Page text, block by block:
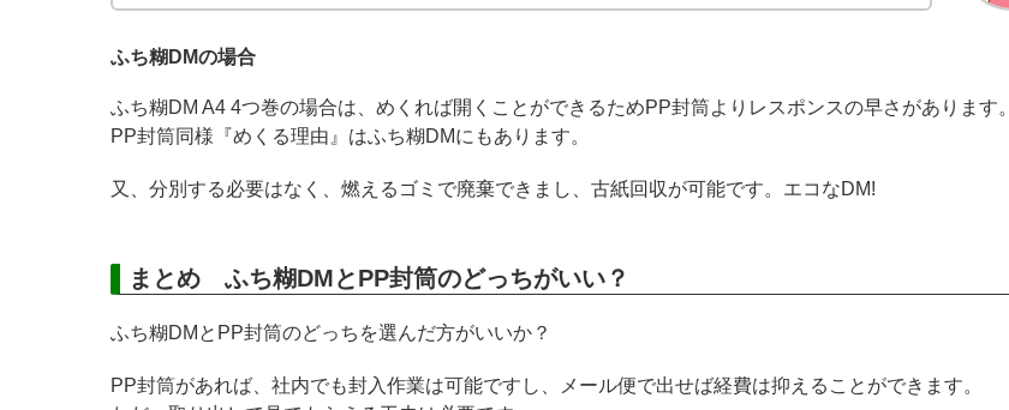
ふち糊DMの場合
ふち糊DM A4 4つ巻の場合は、めくれば開くことができるためPP封筒よりレスポンスの早さがあります。
PP封筒同様『めくる理由』はふち糊DMにもあります。
又、分別する必要はなく、燃えるゴミで廃棄できまし、古紙回収が可能です。エコなDM!
まとめ ふち糊DMとPP封筒のどっちがいい？
ふち糊DMとPP封筒のどっちを選んだ方がいいか？
PP封筒があれば、社内でも封入作業は可能ですし、メール便で出せば経費は抑えることができます。